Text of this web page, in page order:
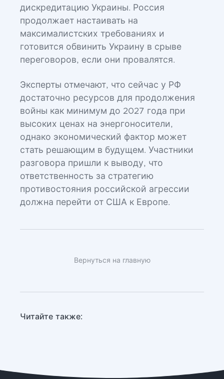
дискредитацию Украины. Россия
продолжает настаивать на
максималистских требованиях и
готовится обвинить Украину в срыве
переговоров, если они провалятся.
Эксперты отмечают, что сейчас у РФ
достаточно ресурсов для продолжения
войны как минимум до 2027 года при
высоких ценах на энергоносители,
однако экономический фактор может
стать решающим в будущем. Участники
разговора пришли к выводу, что
ответственность за стратегию
противостояния российской агрессии
должна перейти от США к Европе.
Вернуться на главную
Читайте также: